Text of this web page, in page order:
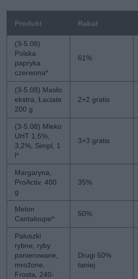
Produkt Rabat
(3-5.08)
Polska
papryka
czerwona*
61%
(3-5.08) Masło
ekstra, Łaciate
200 g
2+2 gratis
(3-5.08) Mleko
UHT 1,5%,
3,2%, Simpl, 1
l*
3+3 gratis
Margaryna,
ProActiv, 400
g
35%
Melon
Cantaloupe*
50%
Paluszki
rybne, ryby
panierowane,
mrożone,
Frosta, 240-
Drugi 50%
taniej